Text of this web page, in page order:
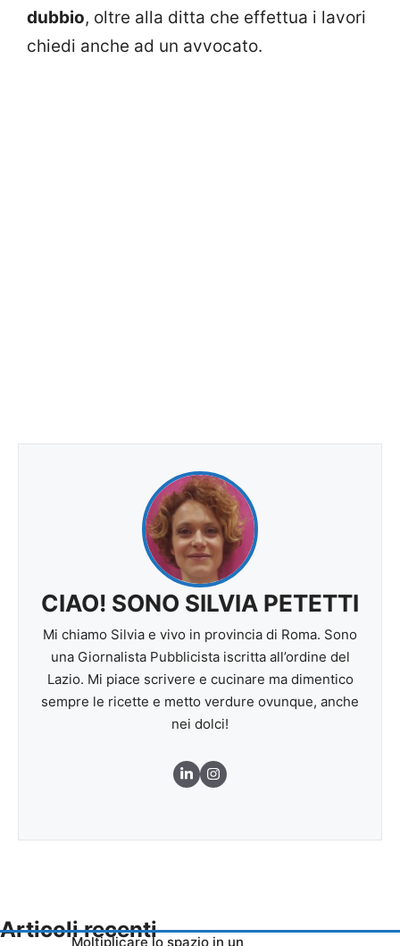
dubbio, oltre alla ditta che effettua i lavori
chiedi anche ad un avvocato.
CIAO! SONO SILVIA PETETTI
Mi chiamo Silvia e vivo in provincia di Roma. Sono
una Giornalista Pubblicista iscritta all’ordine del
Lazio. Mi piace scrivere e cucinare ma dimentico
sempre le ricette e metto verdure ovunque, anche
nei dolci!
Articoli recenti
Moltiplicare lo spazio in un